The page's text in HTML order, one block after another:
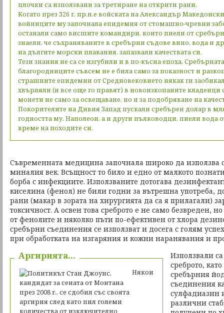
плочки са използвани за третиране на открити рани.
Когато през 326 г. пр.н.е войската на Александър
войниците му започнала епидемия от стомашно-чревни
останали само висшите командири, които пиели от
знаели, че съхраняваните в сребърни съдове вино, вода и
на дългите морски плавания, запазвали качествата си.
Тези знания не са се изгубили и в по-късна епоха.
благородниците съвсем не е била само за показност и
страшните епидемии от Средновековието някак ги
хвърляли (и все още го правят) в новоизкопаните
монети не само за освещаване, но и за подобряване на
Покорителите на Дивия Запад пускали сребърен долар в
годността му. Наполеон, а и други пълководци, пиели вода
време на походите си.
Съвременната медицина започнала широко да използва
миналия век. Всъщност то било и едно от малкото
борба с инфекциите. Използваните дотогава
киселина (фенол) не били годни за вътрешна употреба,
рани (макар в зората на хирургията да са я прилагали)
токсичност. А освен това среброто е не само безвреден,
от фенолите и няколко пъти по-ефективен от хлора
сребърни съединения се използват и досега с голям
при обработката на изгаряния и кожни наранявания и
Аргирията…
Някои
Използвали
среброто,
сребърния
съединения
сулфадиазин
различни